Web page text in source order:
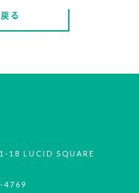
る
18 LUCID SQUARE
4769